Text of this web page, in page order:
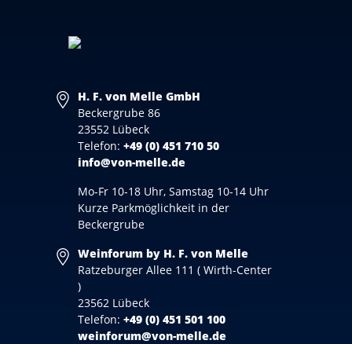
H. F. von Melle GmbH
Beckergrube 86
23552 Lübeck
Telefon: +49 (0) 451 710 50
info@von-melle.de
Mo-Fr 10-18 Uhr, Samstag 10-14 Uhr
Kurze Parkmöglichkeit in der
Beckergrube
Weinforum by H. F. von Melle
Ratzeburger Allee 111 ( Wirth-Center
)
23562 Lübeck
Telefon: +49 (0) 451 501 100
weinforum@von-melle.de